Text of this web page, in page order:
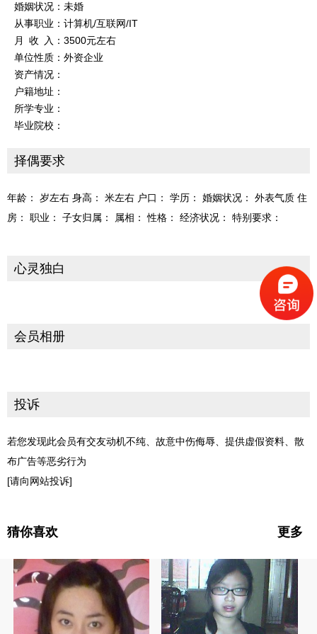
婚姻状况：未婚
从事职业：计算机/互联网/IT
月 收 入：3500元左右
单位性质：外资企业
资产情况：
户籍地址：
所学专业：
毕业院校：
择偶要求
年龄： 岁左右 身高： 米左右 户口： 学历： 婚姻状况： 外表气质 住
房： 职业： 子女归属： 属相： 性格： 经济状况： 特别要求：
心灵独白
会员相册
投诉
若您发现此会员有交友动机不纯、故意中伤侮辱、提供虚假资料、散
布广告等恶劣行为
[请向网站投诉]
猜你喜欢 更多